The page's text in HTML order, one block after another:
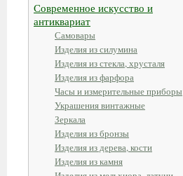
Современное искусство и
антиквариат
Самовары
Изделия из силумина
Изделия из стекла, хрусталя
Изделия из фарфора
Часы и измерительные приборы
Украшения винтажные
Зеркала
Изделия из бронзы
Изделия из дерева, кости
Изделия из камня